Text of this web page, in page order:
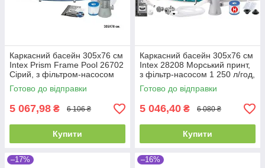
Каркасний басейн 305х76 см
Intex Prism Frame Pool 26702
Сірий, з фільтром-насосом
1250 л/год, круглий, 4485 л
Готово до відправки
5 067,98 ₴ 6 106 ₴
Купити
Каркасний басейн 305x76 см
Intex 28208 Морський принт,
з фільтр-насосом 1 250 л/год,
круглий, 4485 л
Готово до відправки
5 046,40 ₴ 6 080 ₴
Купити
–17% –16%